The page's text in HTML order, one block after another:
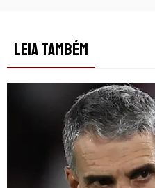
LEIA TAMBÉM